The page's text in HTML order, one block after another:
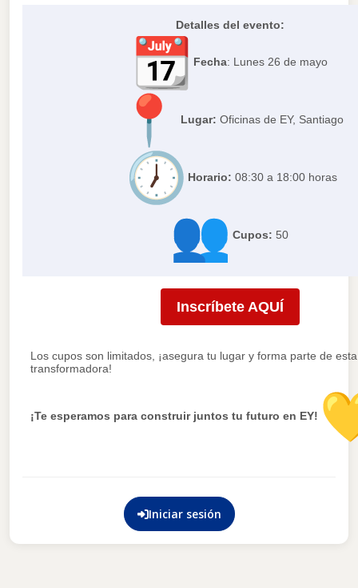
Detalles del evento:
Fecha: Lunes 26 de mayo
Lugar: Oficinas de EY, Santiago
Horario: 08:30 a 18:00 horas
Cupos: 50
Inscríbete AQUÍ
Los cupos son limitados, ¡asegura tu lugar y forma parte de
transformadora!
¡Te esperamos para construir juntos tu futuro en EY!
Iniciar sesión